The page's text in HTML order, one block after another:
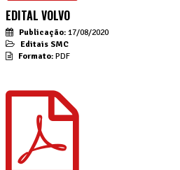
EDITAL VOLVO
Publicação: 17/08/2020
Editais SMC
Formato: PDF